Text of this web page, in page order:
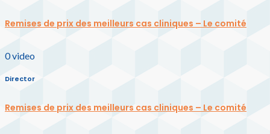
Remises de prix des meilleurs cas cliniques – Le comité
0video
Director
Remises de prix des meilleurs cas cliniques – Le comité